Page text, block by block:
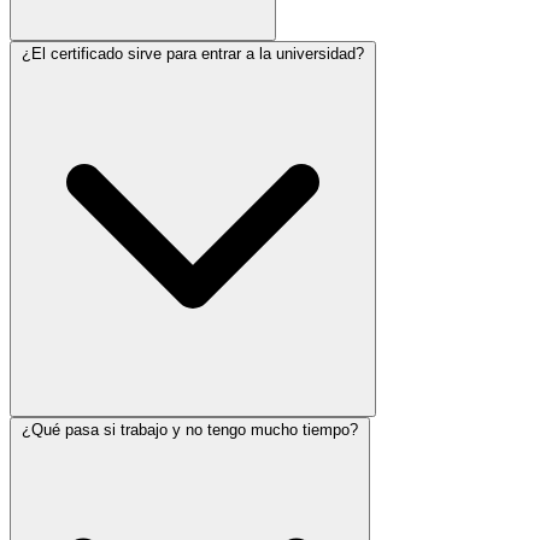
Sí. Nuestra plataforma funciona en celular, tablet y computadora.
¿El certificado sirve para entrar a la universidad?
Puede utilizarse para solicitar ingreso, pero cada universidad
¿Qué pasa si trabajo y no tengo mucho tiempo?